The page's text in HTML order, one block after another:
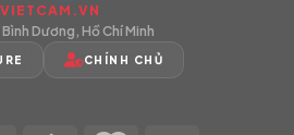
VIETCAM.VN
Dương, Hồ Chí Minh
CHÍNH CHỦ